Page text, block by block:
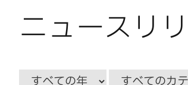
ニュースリ
Year カ